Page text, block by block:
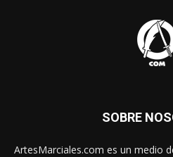
SOBRE
ArtesMarciales.com es un medio